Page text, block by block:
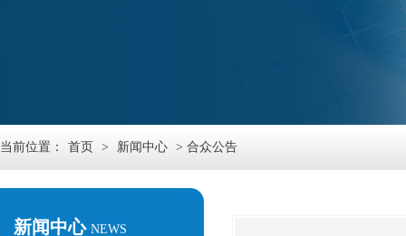
当前位置： 首页 > 新闻中心 > 合众公告
新闻中心 NEWS